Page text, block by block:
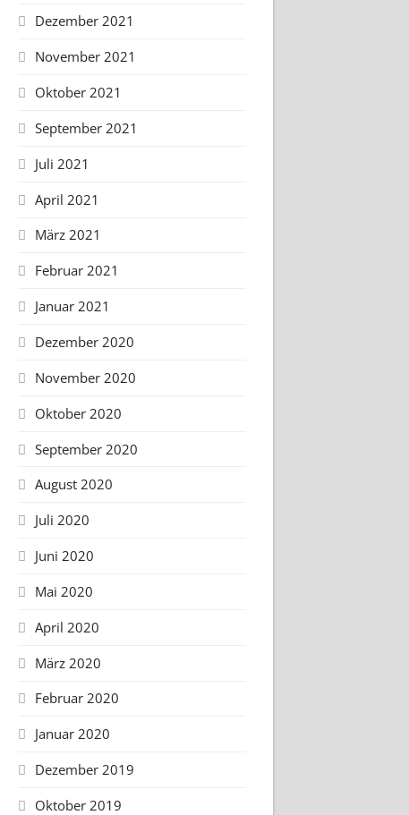
Dezember 2021
November 2021
Oktober 2021
September 2021
Juli 2021
April 2021
März 2021
Februar 2021
Januar 2021
Dezember 2020
November 2020
Oktober 2020
September 2020
August 2020
Juli 2020
Juni 2020
Mai 2020
April 2020
März 2020
Februar 2020
Januar 2020
Dezember 2019
Oktober 2019